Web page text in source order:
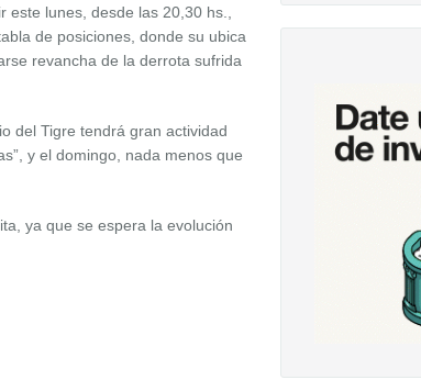
lunes, desde las 20,30 hs.,
de posiciones, donde su ubica
revancha de la derrota sufrida
del Tigre tendrá gran actividad
y el domingo, nada menos que
ya que se espera la evolución